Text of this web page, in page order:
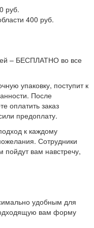
руб.
400 руб.
– БЕСПЛАТНО во все
упаковку, поступит к
После
оплатить заказ
предоплату.
к каждому
Сотрудники
пойдут вам навстречу,
удобным для
вам форму